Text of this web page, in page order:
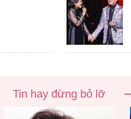
Tin hay đừng bỏ lỡ